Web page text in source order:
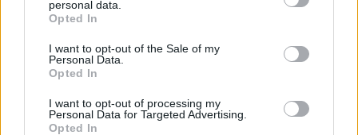
personal data.
Opted In
I want to opt-out of the Sale of my
Personal Data.
Opted In
I want to opt-out of processing my
Personal Data for Targeted Advertising.
Opted In
el numero 2 es la pieza que abre o cierra la mariposa de
admisión mediante el cable del acelerador
saca el tubo grande que he marcado con el numero 3, que
alguien desde dentro del coche con el motor